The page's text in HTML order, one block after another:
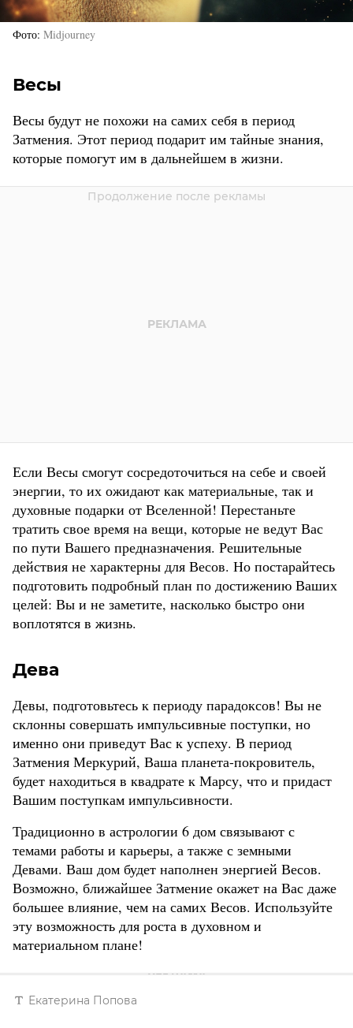
Фото Midjourney
Весы
Весы будут не похожи на самих себя в период
Затмения. Этот период подарит им тайные знания,
которые помогут им в дальнейшем в жизни.
Если Весы смогут сосредоточиться на себе и своей
энергии, то их ожидают как материальные, так и
духовные подарки от Вселенной! Перестаньте
тратить свое время на вещи, которые не ведут Вас
по пути Вашего предназначения. Решительные
действия не характерны для Весов. Но постарайтесь
подготовить подробный план по достижению Ваших
целей: Вы и не заметите, насколько быстро они
воплотятся в жизнь.
Дева
Девы, подготовьтесь к периоду парадоксов! Вы не
склонны совершать импульсивные поступки, но
именно они приведут Вас к успеху. В период
Затмения Меркурий, Ваша планета-покровитель,
будет находиться в квадрате к Марсу, что и придаст
Вашим поступкам импульсивности.
Традиционно в астрологии 6 дом связывают с
темами работы и карьеры, а также с земными
Девами. Ваш дом будет наполнен энергией Весов.
Возможно, ближайшее Затмение окажет на Вас даже
большее влияние, чем на самих Весов. Используйте
эту возможность для роста в духовном и
материальном плане!
Екатерина Попова